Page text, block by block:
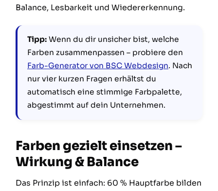
Balance, Lesbarkeit und Wiedererkennung.
Tipp: Wenn du dir unsicher bist, welche
Farben zusammenpassen – probiere den
Farb-Generator von BSC Webdesign. Nach
nur vier kurzen Fragen erhältst du
automatisch eine stimmige Farbpalette,
abgestimmt auf dein Unternehmen.
Farben gezielt einsetzen –
Wirkung & Balance
Das Prinzip ist einfach: 60 % Hauptfarbe bilden